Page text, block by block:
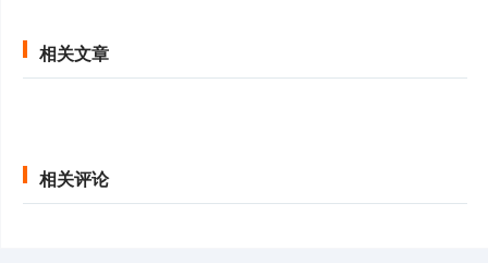
相关文章
相关评论基金指数